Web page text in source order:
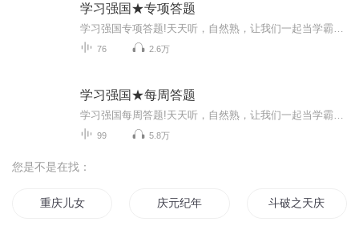
学习强国★专项答题
76 2.6万
学习强国★每周答题
99 5.8万
您是不是在找：
重庆儿女 庆元纪年 斗破之天庆焰火